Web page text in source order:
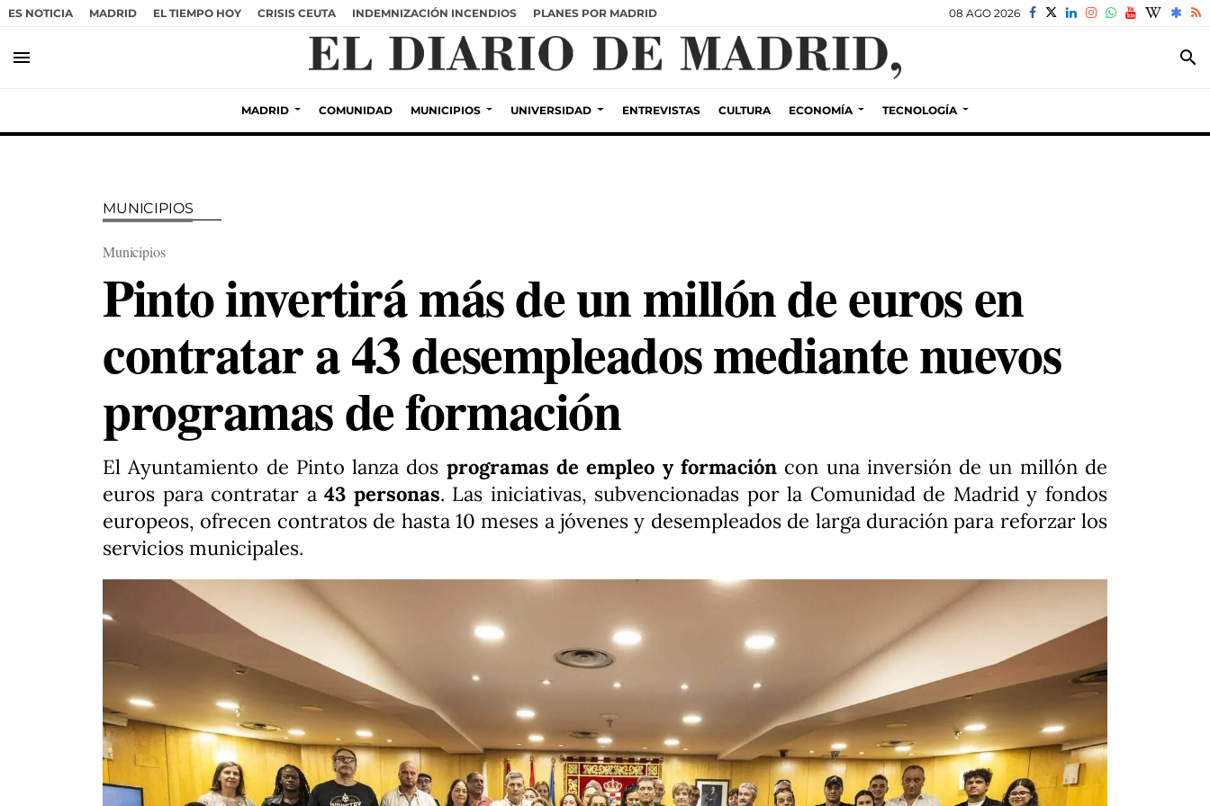
ES NOTICIA MADRID EL TIEMPO HOY CRISIS CEUTA INDEMNIZACIÓN INCENDIOS PLANES POR MADRID 08 AGO 2026
menu search
MADRID COMUNIDAD MUNICIPIOS UNIVERSIDAD ENTREVISTAS CULTURA ECONOMÍA TECNOLOGÍA
MUNICIPIOS
Municipios
Pinto invertirá más de un millón de euros en
contratar a 43 desempleados mediante nuevos
programas de formación
El Ayuntamiento de Pinto lanza dos programas de empleo y formacióncon una inversión de un millón de
euros para contratar a43 personas. Las iniciativas, subvencionadas por la Comunidad de Madrid y fondos
europeos, ofrecen contratos de hasta 10 meses a jóvenes y desempleados de larga duración para reforzar los
servicios municipales.